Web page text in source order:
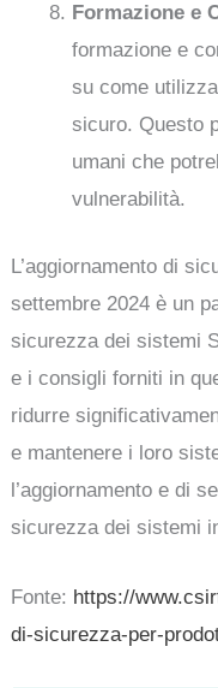
Formazione e
formazione e
su come
sicuro. Questo
umani che
vulnerabilità.
L’aggiornamento di
settembre 2024 è un
sicurezza dei sistemi
e i consigli forniti in
ridurre
e mantenere i loro
l’aggiornamento e di
sicurezza dei sistemi
Fonte: https://
di-sicurezza-per-